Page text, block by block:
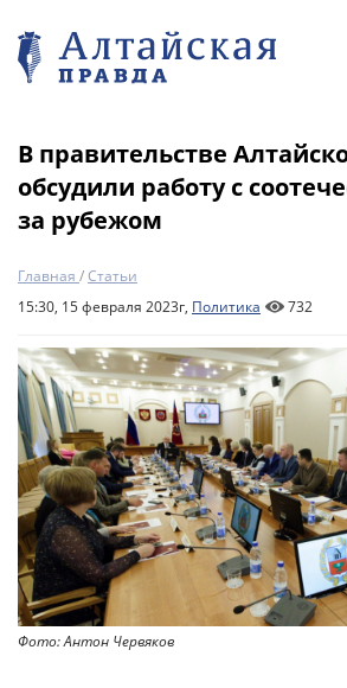
В правительстве
обсудили работу с
за рубежом
Главная /Статьи
15:30, 15 февраля 2023г, Политика 732
Фото: Антон Червяков